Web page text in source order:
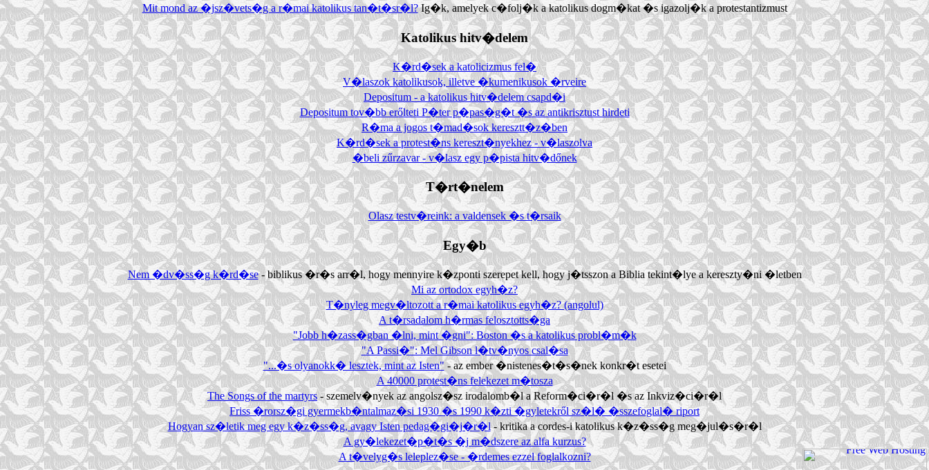
Mit mond az �jsz�vets�g a r�mai katolikus tan�t�sr�l?Ig�k, amelyek c�folj�k a katolikus dogm�kat �s igazolj�k a protestantizmust
Katolikus hitv�delem
K�rd�sek a katolicizmus fel�
V�laszok katolikusok, illetve �kumenikusok �rveire
Depositum - a katolikus hitv�delem csapd�i
Depositum tov�bb erőlteti P�ter p�pas�g�t �s az antikrisztust hirdeti
R�ma a jogos t�mad�sok keresztt�z�ben
K�rd�sek a protest�ns kereszt�nyekhez - v�laszolva
�beli zűrzavar - v�lasz egy p�pista hitv�dőnek
T�rt�nelem
Olasz testv�reink: a valdensek �s t�rsaik
Egy�b
Nem �dv�ss�g k�rd�se- biblikus �r�s arr�l, hogy mennyire k�zponti szerepet kell, hogy j�tsszon a Biblia tekint�lye a kereszty�ni �letben
Mi az ortodox egyh�z?
T�nyleg megv�ltozott a r�mai katolikus egyh�z? (angolul)
A t�rsadalom h�rmas felosztotts�ga
"Jobb h�zass�gban �lni, mint �gni": Boston �s a katolikus probl�m�k
"A Passi�": Mel Gibson l�tv�nyos csal�sa
"...�s olyanokk� lesztek, mint az Isten" - az ember �nistenes�t�s�nek konkr�t esetei
A 40000 protest�ns felekezet m�tosza
The Songs of the martyrs- szemelv�nyek az angolsz�sz irodalomb�l a Reform�ci�r�l �s az Inkviz�ci�r�l
Friss �rorsz�gi gyermekb�ntalmaz�si 1930 �s 1990 k�zti �gyletekről sz�l� �sszefoglal� riport
Hogyan sz�letik meg egy k�z�ss�g, avagy Isten pedag�gi�j�r�l- kritika a cordes-i katolikus k�z�ss�g meg�jul�s�r�l
A gy�lekezet�p�t�s �j m�dszere az alfa kurzus?
A t�velyg�s leleplez�se - �rdemes ezzel foglalkozni?